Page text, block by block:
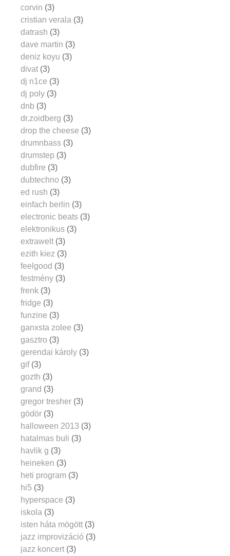
corvin (3)
cristian verala (3)
datrash (3)
dave martin (3)
deniz koyu (3)
divat (3)
dj n1ce (3)
dj poly (3)
dnb (3)
dr.zoidberg (3)
drop the cheese (3)
drumnbass (3)
drumstep (3)
dubfire (3)
dubtechno (3)
ed rush (3)
einfach berlin (3)
electronic beats (3)
elektronikus (3)
extrawelt (3)
ezith kiez (3)
feelgood (3)
festmény (3)
frenk (3)
fridge (3)
funzine (3)
ganxsta zolee (3)
gasztro (3)
gerendai károly (3)
gif (3)
gozth (3)
grand (3)
gregor tresher (3)
gödör (3)
halloween 2013 (3)
hatalmas buli (3)
havlik g (3)
heineken (3)
heti program (3)
hi5 (3)
hyperspace (3)
iskola (3)
isten háta mögött (3)
jazz improvizáció (3)
jazz koncert (3)